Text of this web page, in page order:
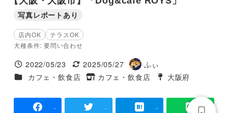
写真レポートあり
店内OK
テラスOK
犬種条件: 要問い合わせ
投稿日
2022/05/23
更新日
2025/05/27
著
者
ふぃ
施設ジャンル
カフェ・飲食店
タグ
カフェ・飲食店
タグ
大阪府
- - -